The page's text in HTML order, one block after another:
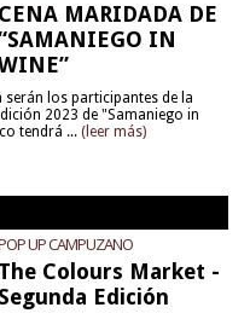
CENA MARIDADA DE
IN
serán los participantes de la
2023 de "Samaniego in
tendrá ... (leer más)
UP CAMPUZANO
The Colours Market -
Segunda Edición